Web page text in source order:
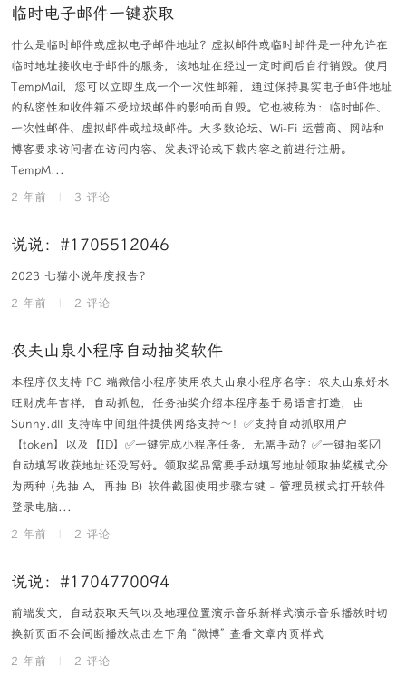
临时电子邮件一键获取
什么是临时邮件或虚拟电子邮件地址？虚拟邮件或临时邮件是一种允许在
临时地址接收电子邮件的服务，该地址在经过一定时间后自行销毁。使用
TempMail，您可以立即生成一个一次性邮箱，通过保持真实电子邮件地址
的私密性和收件箱不受垃圾邮件的影响而自毁。它也被称为：临时邮件、
一次性邮件、虚拟邮件或垃圾邮件。大多数论坛、Wi-Fi 运营商、网站和
博客要求访问者在访问内容、发表评论或下载内容之前进行注册。
TempM...
2 年前
3 评论
说说：#1705512046
2023 七猫小说年度报告？
2 年前
2 评论
农夫山泉小程序自动抽奖软件
本程序仅支持 PC 端微信小程序使用农夫山泉小程序名字：农夫山泉好水
旺财虎年吉祥，自动抓包，任务抽奖介绍本程序基于易语言打造，由
Sunny.dll 支持库中间组件提供网络支持～！✅支持自动抓取用户
【token】以及【ID】✅一键完成小程序任务，无需手动？✅一键抽奖☑️
自动填写收获地址还没写好。领取奖品需要手动填写地址领取抽奖模式分
为两种 (先抽 A，再抽 B) 软件截图使用步骤右键 - 管理员模式打开软件
登录电脑...
2 年前
2 评论
说说：#1704770094
前端发文，自动获取天气以及地理位置演示音乐新样式演示音乐播放时切
换新页面不会间断播放点击左下角 “微博” 查看文章内页样式
2 年前
2 评论